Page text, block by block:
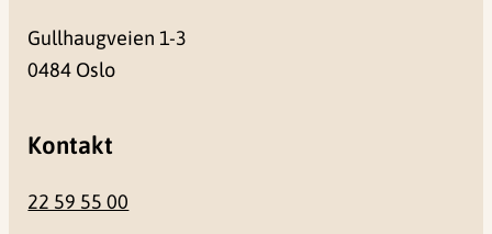
Gullhaugveien 1-3
0484 Oslo
Kontakt
22 59 55 00